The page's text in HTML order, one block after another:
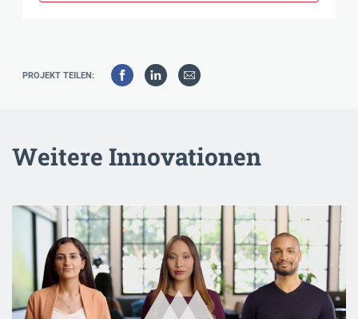
PROJEKT TEILEN:
Weitere Innovationen